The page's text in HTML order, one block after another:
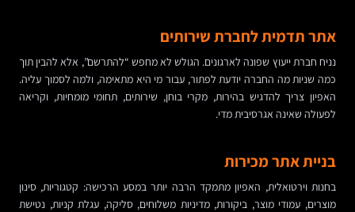
אתר תדמית לחברת שירותים
נניח חברת ייעוץ שפונה לארגונים. הגולש לא מחפש “להתרשם”, אלא להבין תוך
כמה שניות מה החברה יודעת לפתור, עבור מי היא מתאימה, ולמה לסמוך עליה.
האפיון צריך להדגיש בהירות, מקרי בוחן, שירותים, תחומי מומחיות, וקריאה
לפעולה שאינה אגרסיבית מדי.
בניית אתר מכירות
בחנות וירטואלית, האפיון מתמקד הרבה יותר במסע הרכישה: קטגוריות, סינון
מוצרים, עמודי מוצר, ביקורות, מדיניות משלוחים, סליקה, עגלת קניות, נטישת